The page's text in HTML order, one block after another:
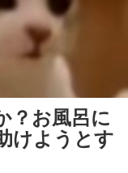
？お風呂に
けようとす